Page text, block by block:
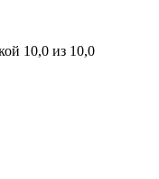
10,0 из 10,0